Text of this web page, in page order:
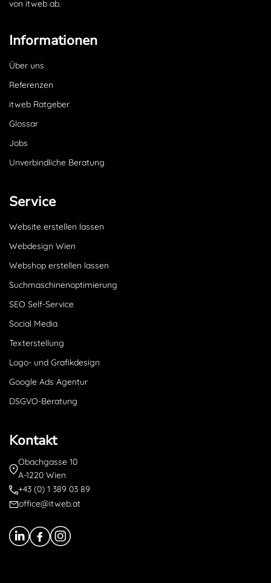
von itweb ab.
Informationen
Über uns
Referenzen
itweb Ratgeber
Glossar
Jobs
Unverbindliche Beratung
Service
Website erstellen lassen
Webdesign Wien
Webshop erstellen lassen
Suchmaschinenoptimierung
SEO Self-Service
Social Media
Texterstellung
Logo- und Grafikdesign
Google Ads Agentur
DSGVO-Beratung
Kontakt
Obachgasse 10
A-1220 Wien
+43 (0) 1 389 03 89
office@itweb.at